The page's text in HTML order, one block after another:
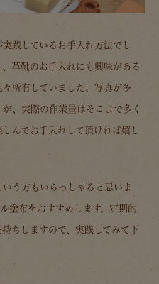
践しているお手入れ方法でし
革靴のお手入れにも興味がある
所有していました。写真が多
、実際の作業量はそこまで多く
んでお手入れして頂ければ嬉し
う方もいらっしゃると思いま
塗布をおすすめします。定期的
ちしますので、実践してみて下